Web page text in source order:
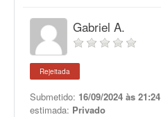
Gabriel A.
Rejeitada
Submetido: 16/09/2024 às 21:24
estimada: Privado